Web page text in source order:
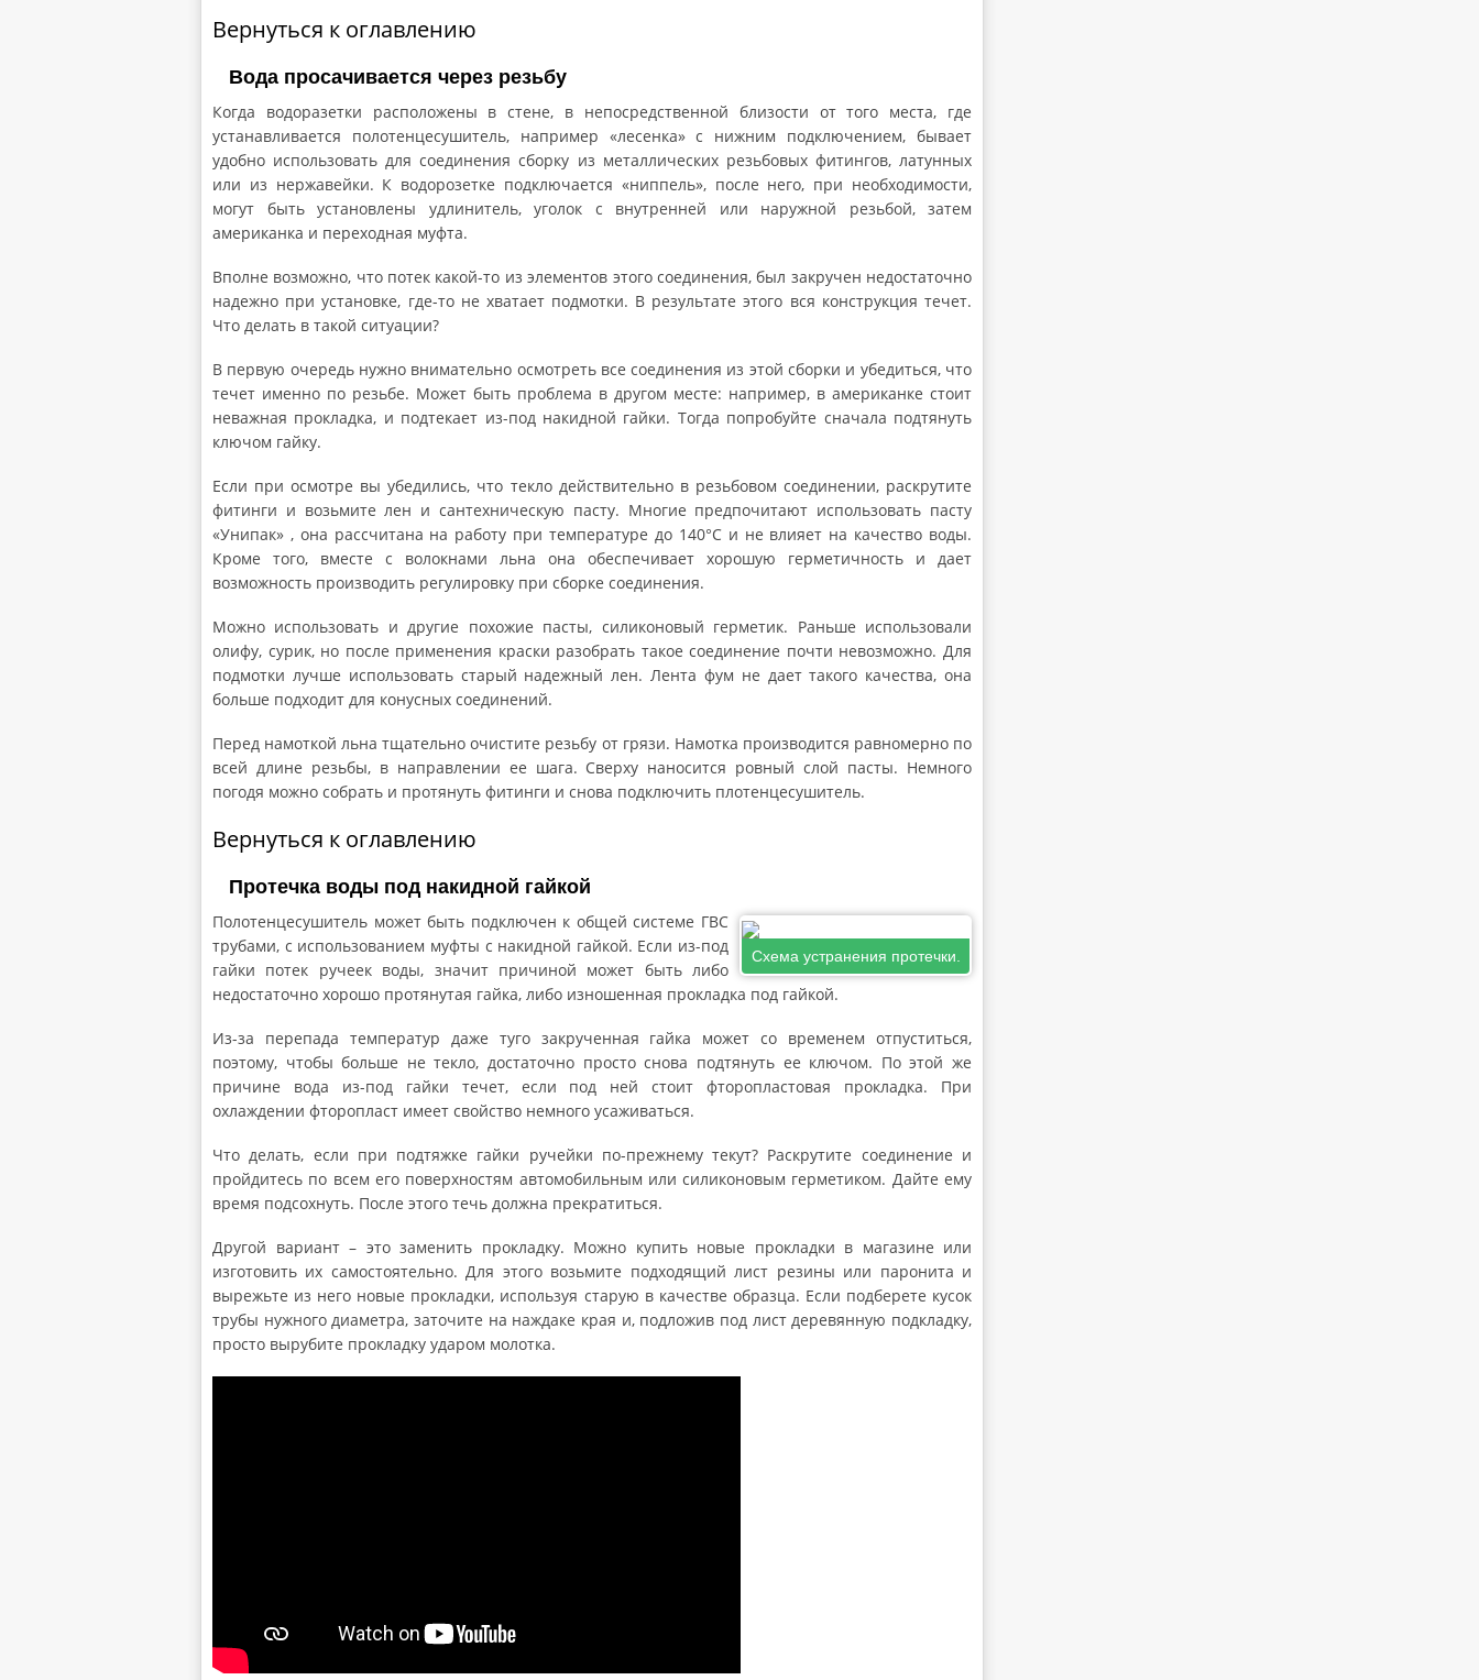
Вернуться к оглавлению
Вода просачивается через резьбу
Когда водоразетки расположены в стене, в непосредственной близости от того места, где
устанавливается полотенцесушитель, например «лесенка» с нижним подключением, бывает
удобно использовать для соединения сборку из металлических резьбовых фитингов, латунных
или из нержавейки. К водорозетке подключается «ниппель», после него, при необходимости,
могут быть установлены удлинитель, уголок с внутренней или наружной резьбой, затем
американка и переходная муфта.
Вполне возможно, что потек какой-то из элементов этого соединения, был закручен недостаточно
надежно при установке, где-то не хватает подмотки. В результате этого вся конструкция течет.
Что делать в такой ситуации?
В первую очередь нужно внимательно осмотреть все соединения из этой сборки и убедиться, что
течет именно по резьбе. Может быть проблема в другом месте: например, в американке стоит
неважная прокладка, и подтекает из-под накидной гайки. Тогда попробуйте сначала подтянуть
ключом гайку.
Если при осмотре вы убедились, что текло действительно в резьбовом соединении, раскрутите
фитинги и возьмите лен и сантехническую пасту. Многие предпочитают использовать пасту
«Унипак» , она рассчитана на работу при температуре до 140°С и не влияет на качество воды.
Кроме того, вместе с волокнами льна она обеспечивает хорошую герметичность и дает
возможность производить регулировку при сборке соединения.
Можно использовать и другие похожие пасты, силиконовый герметик. Раньше использовали
олифу, сурик, но после применения краски разобрать такое соединение почти невозможно. Для
подмотки лучше использовать старый надежный лен. Лента фум не дает такого качества, она
больше подходит для конусных соединений.
Перед намоткой льна тщательно очистите резьбу от грязи. Намотка производится равномерно по
всей длине резьбы, в направлении ее шага. Сверху наносится ровный слой пасты. Немного
погодя можно собрать и протянуть фитинги и снова подключить плотенцесушитель.
Вернуться к оглавлению
Протечка воды под накидной гайкой
Схема устранения протечки.
Полотенцесушитель может быть подключен к общей системе ГВС
трубами, с использованием муфты с накидной гайкой. Если из-под
гайки потек ручеек воды, значит причиной может быть либо
недостаточно хорошо протянутая гайка, либо изношенная прокладка под гайкой.
Из-за перепада температур даже туго закрученная гайка может со временем отпуститься,
поэтому, чтобы больше не текло, достаточно просто снова подтянуть ее ключом. По этой же
причине вода из-под гайки течет, если под ней стоит фторопластовая прокладка. При
охлаждении фторопласт имеет свойство немного усаживаться.
Что делать, если при подтяжке гайки ручейки по-прежнему текут? Раскрутите соединение и
пройдитесь по всем его поверхностям автомобильным или силиконовым герметиком. Дайте ему
время подсохнуть. После этого течь должна прекратиться.
Другой вариант – это заменить прокладку. Можно купить новые прокладки в магазине или
изготовить их самостоятельно. Для этого возьмите подходящий лист резины или паронита и
вырежьте из него новые прокладки, используя старую в качестве образца. Если подберете кусок
трубы нужного диаметра, заточите на наждаке края и, подложив под лист деревянную подкладку,
просто вырубите прокладку ударом молотка.